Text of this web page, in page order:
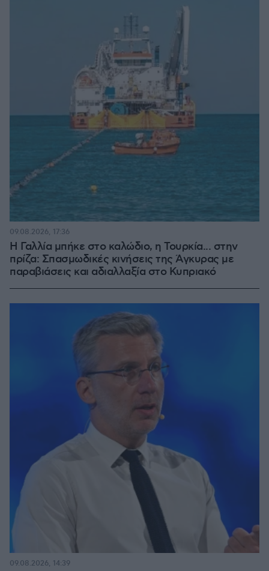
Η Γαλλία μπήκε στο καλώδιο, η Τουρκία... στην
πρίζα: Σπασμωδικές κινήσεις της Άγκυρας με
παραβιάσεις και αδιαλλαξία στο Κυπριακό
09.08.2026, 17:36
09.08.2026, 14:39